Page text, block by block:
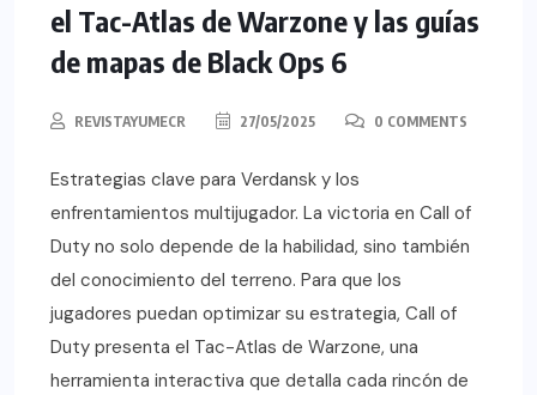
el Tac-Atlas de Warzone y las guías
de mapas de Black Ops 6
REVISTAYUMECR 27/05/2025 0 COMMENTS
Estrategias clave para Verdansk y los
enfrentamientos multijugador. La victoria en Call of
Duty no solo depende de la habilidad, sino también
del conocimiento del terreno. Para que los
jugadores puedan optimizar su estrategia, Call of
Duty presenta el Tac-Atlas de Warzone, una
herramienta interactiva que detalla cada rincón de